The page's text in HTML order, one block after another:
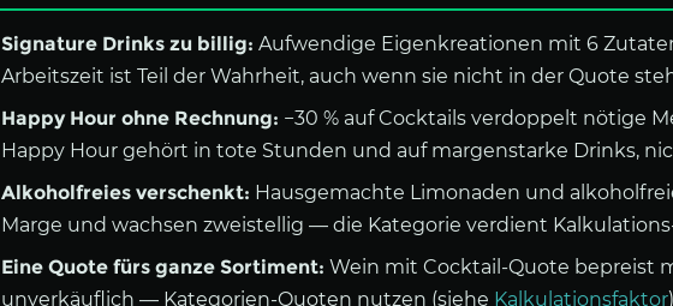
Signature Drinks zu billig: Aufwendige Eigenkreationen mit 6
Arbeitszeit ist Teil der Wahrheit, auch wenn sie nicht in der Quote
Happy Hour ohne Rechnung: −30 % auf Cocktails verdoppelt nötige
Happy Hour gehört in tote Stunden und auf margenstarke Drinks,
Alkoholfreies verschenkt: Hausgemachte Limonaden und
Marge und wachsen zweistellig — die Kategorie verdient
Eine Quote fürs ganze Sortiment: Wein mit Cocktail-Quote bepreist
unverkäuflich — Kategorien-Quoten nutzen (siehe Kalkulationsfaktor